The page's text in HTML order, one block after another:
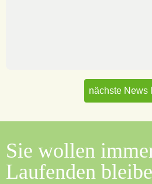
nächste News
Sie wollen
Laufenden